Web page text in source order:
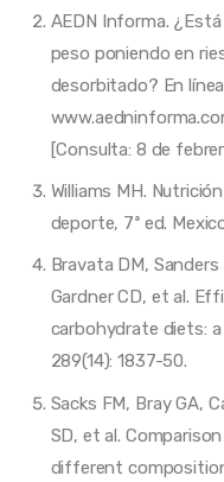
AEDN Informa.
peso poniendo en
desorbitado? En
[Consulta: 8 de
Williams MH.
deporte, 7ª ed.
Bravata DM,
Gardner CD, et al.
carbohydrate diets:
289(14): 1837-50.
Sacks FM, Bray GA,
SD, et al.
different